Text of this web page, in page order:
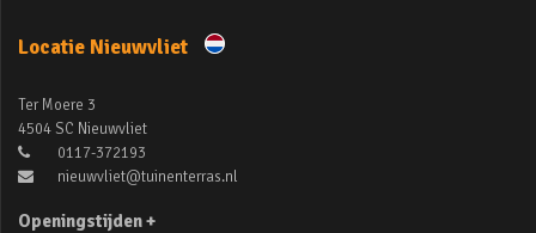
Locatie Nieuwvliet
Ter Moere 3
4504 SC Nieuwvliet
0117-372193
nieuwvliet@tuinenterras.nl
Openingstijden +